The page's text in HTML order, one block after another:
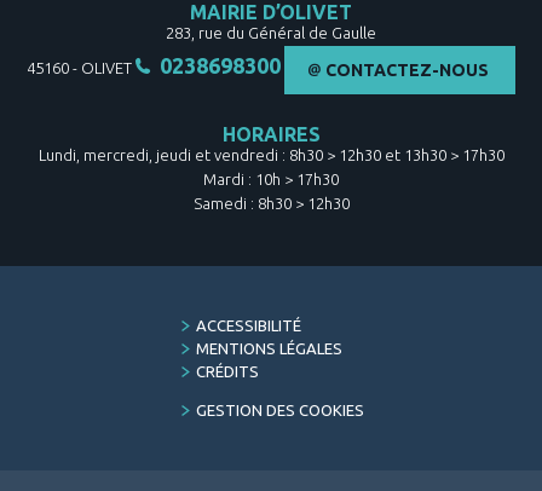
MAIRIE D’OLIVET
283, rue du Général de Gaulle
45160 - OLIVET 0238698300 CONTACTEZ-NOUS
HORAIRES
Lundi, mercredi, jeudi et vendredi : 8h30 > 12h30 et 13h30 > 17h30
Mardi : 10h > 17h30
Samedi : 8h30 > 12h30
FOOTER
MENU
ACCESSIBILITÉ
MENTIONS LÉGALES
CRÉDITS
GESTION DES COOKIES